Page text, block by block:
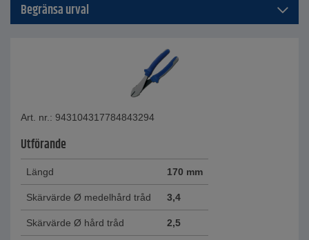
Begränsa urval
Art. nr.: 943104317784843294
Utförande
Längd 170 mm
Skärvärde Ø medelhård tråd 3,4
Skärvärde Ø hård tråd 2,5